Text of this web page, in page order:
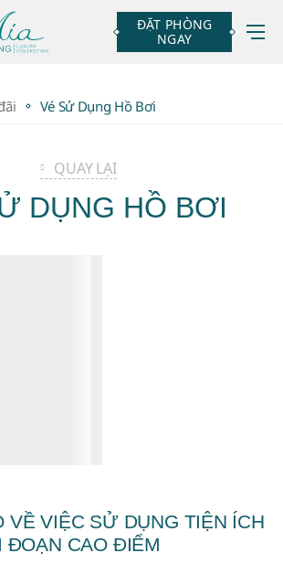
ĐẶT PHÒNG
NGAY
Vé Sử Dụng Hồ Bơi
QUAY LẠI
DỤNG HỒ BƠI
VỀ VIỆC SỬ DỤNG TIỆN ÍCH
ĐOẠN CAO ĐIỂM